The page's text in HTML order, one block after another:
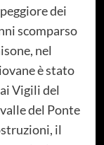
dei
scomparso
nel
è stato
Vigili del
del Ponte
il